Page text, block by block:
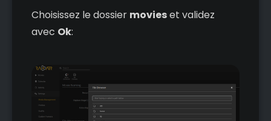
Choisissez le dossier movieset validez
avec Ok: